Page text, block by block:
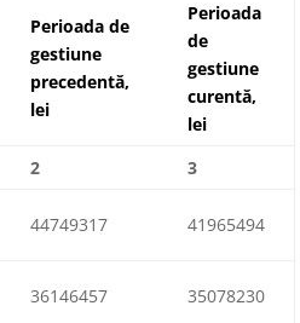
Perioada de
gestiune
precedentă,
lei
Perioada
de
gestiune
curentă,
lei
2
3
44749317 41965494
36146457 35078230